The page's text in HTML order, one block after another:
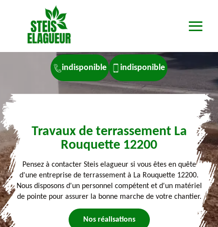
indisponible indisponible
Travaux de terrassement La
Rouquette 12200
Pensez à contacter Steis elagueur si vous êtes en quête
d'une entreprise de terrassement à La Rouquette 12200.
Nous disposons d'un personnel compétent et d'un matériel
de pointe pour assurer la bonne marche de votre chantier.
Nos réalisations